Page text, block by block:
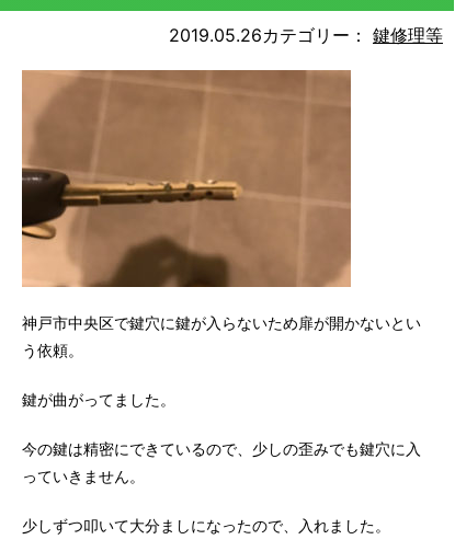
2019.05.26カテゴリー： 鍵修理等
神戸市中央区で鍵穴に鍵が入らないため扉が開かないとい
う依頼。
鍵が曲がってました。
今の鍵は精密にできているので、少しの歪みでも鍵穴に入
っていきません。
少しずつ叩いて大分ましになったので、入れました。